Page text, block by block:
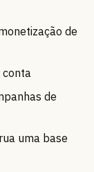
de
conta
de
uma base